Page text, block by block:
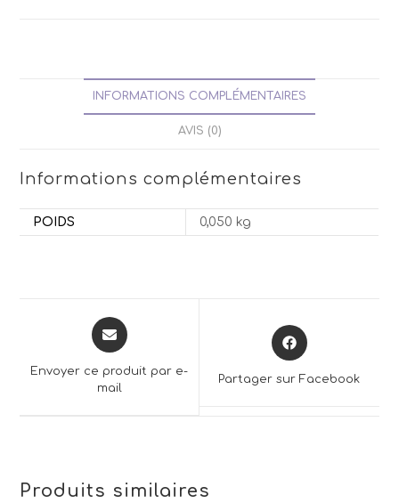
INFORMATIONS COMPLÉMENTAIRES
AVIS (0)
Informations complémentaires
POIDS 0,050 kg
Opens
in
new
Envoyer ce produit par e-
mail
Opens
in
Partager sur Facebook
Produits similaires